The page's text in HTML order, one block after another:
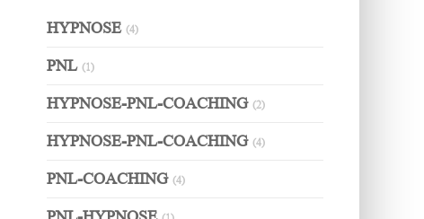
HYPNOSE (4)
PNL (1)
HYPNOSE-PNL-COACHING (2)
HYPNOSE-PNL-COACHING (4)
PNL-COACHING (4)